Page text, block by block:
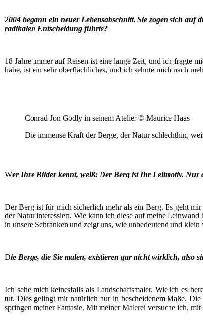
2004 begann ein neu­er Lebens­ab­schnitt. Sie zogen sich auf
radi­ka­len Ent­schei­dung führte?
18 Jah­re immer auf Rei­sen ist eine lan­ge Zeit, und ich frag­te
habe, ist ein sehr ober­fläch­li­ches, und ich sehn­te mich nach
Con­rad Jon God­ly in sei­nem Ate­lier © Mau­rice Haas
Die immense Kraft der Ber­ge, der Natur schlecht­hin,
Wer Ihre Bil­der kennt, weiß: Der Berg ist Ihr Leit­mo­tiv. Nur
Der Berg ist für mich sicher­lich mehr als ein Berg. Es geht
der Natur inter­es­siert. Wie kann ich die­se auf mei­ne
in unse­re Schran­ken und zeigt uns, wie unbe­deu­tend und
Die Ber­ge, die Sie malen, exis­tie­ren gar nicht wirk­lich, also
Ich sehe mich kei­nes­falls als Land­schafts­ma­ler. Wie ich es
tut. Dies gelingt mir natür­lich nur in beschei­de­nem Maße.
sprin­gen mei­ner Fan­ta­sie. Mit mei­ner Male­rei ver­su­che ich, mit